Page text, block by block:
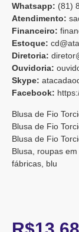
Whatsapp: (81)
Atendimento:
Financeiro:
Estoque:
Diretoria:
Ouvidoria:
Skype:
Facebook:
Blusa de Fio
Blusa de Fio
Blusa de Fio
Blusa, roupas
fábricas, blu